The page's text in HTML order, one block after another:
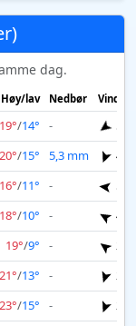
dag.
Høy/lav Nedbør Vind
19°/14° -
5
20°/15° 5,3 mm
4
16°/11° -
5
18°/10° -
4
19°/9° -
2
21°/13° -
2
23°/15° -
2